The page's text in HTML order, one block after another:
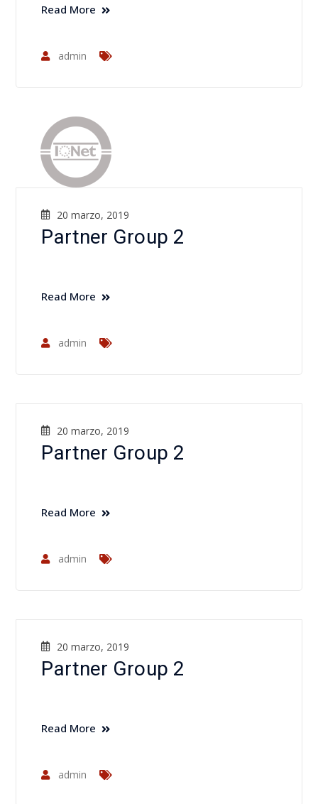
Read More
admin
20 marzo, 2019
Partner Group 2
Read More
admin
20 marzo, 2019
Partner Group 2
Read More
admin
20 marzo, 2019
Partner Group 2
Read More
admin